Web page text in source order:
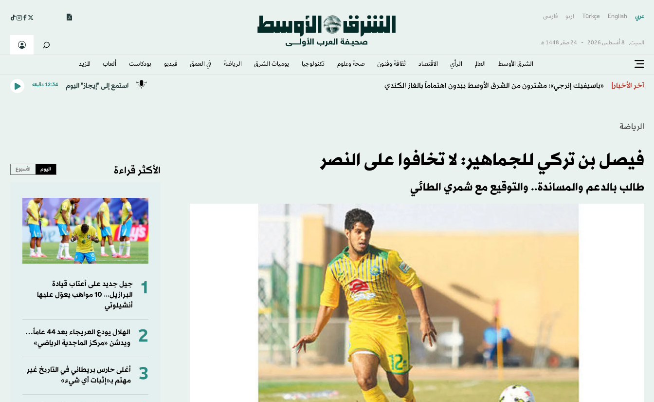
عربي English
Türkçe اردو فارسى
السبت, 8 أغسطس 2026 - 24 صفَر 1448 هـ
الشرق الأوسط​ العالم الرأي الاقتصاد ثقافة وفنون صحة وعلوم تكنولوجيا يوميات الشرق​ الرياضة في العمق فيديو بودكاست ألعاب المزيد
آخر الأخبار استمع إلى "إيجاز" اليوم 12:34 دقيقه
الرياضة
فيصل بن تركي للجماهير: لا تخافوا على النصر
طالب بالدعم والمساندة.. والتوقيع مع شمري الطائي
الأكثر قراءة اليوم الأسبوع
1
جيل جديد على أعتاب قيادة
البرازيل... 10 مواهب يعوّل عليها
أنشيلوتي
2
الهلال يودع العريجاء بعد 44 عاماً…
ويدشن «مركز الماجدية الرياضي»
3
أغلى حارس بريطاني في التاريخ غير
مهتم بـ«إثبات أي شيء»